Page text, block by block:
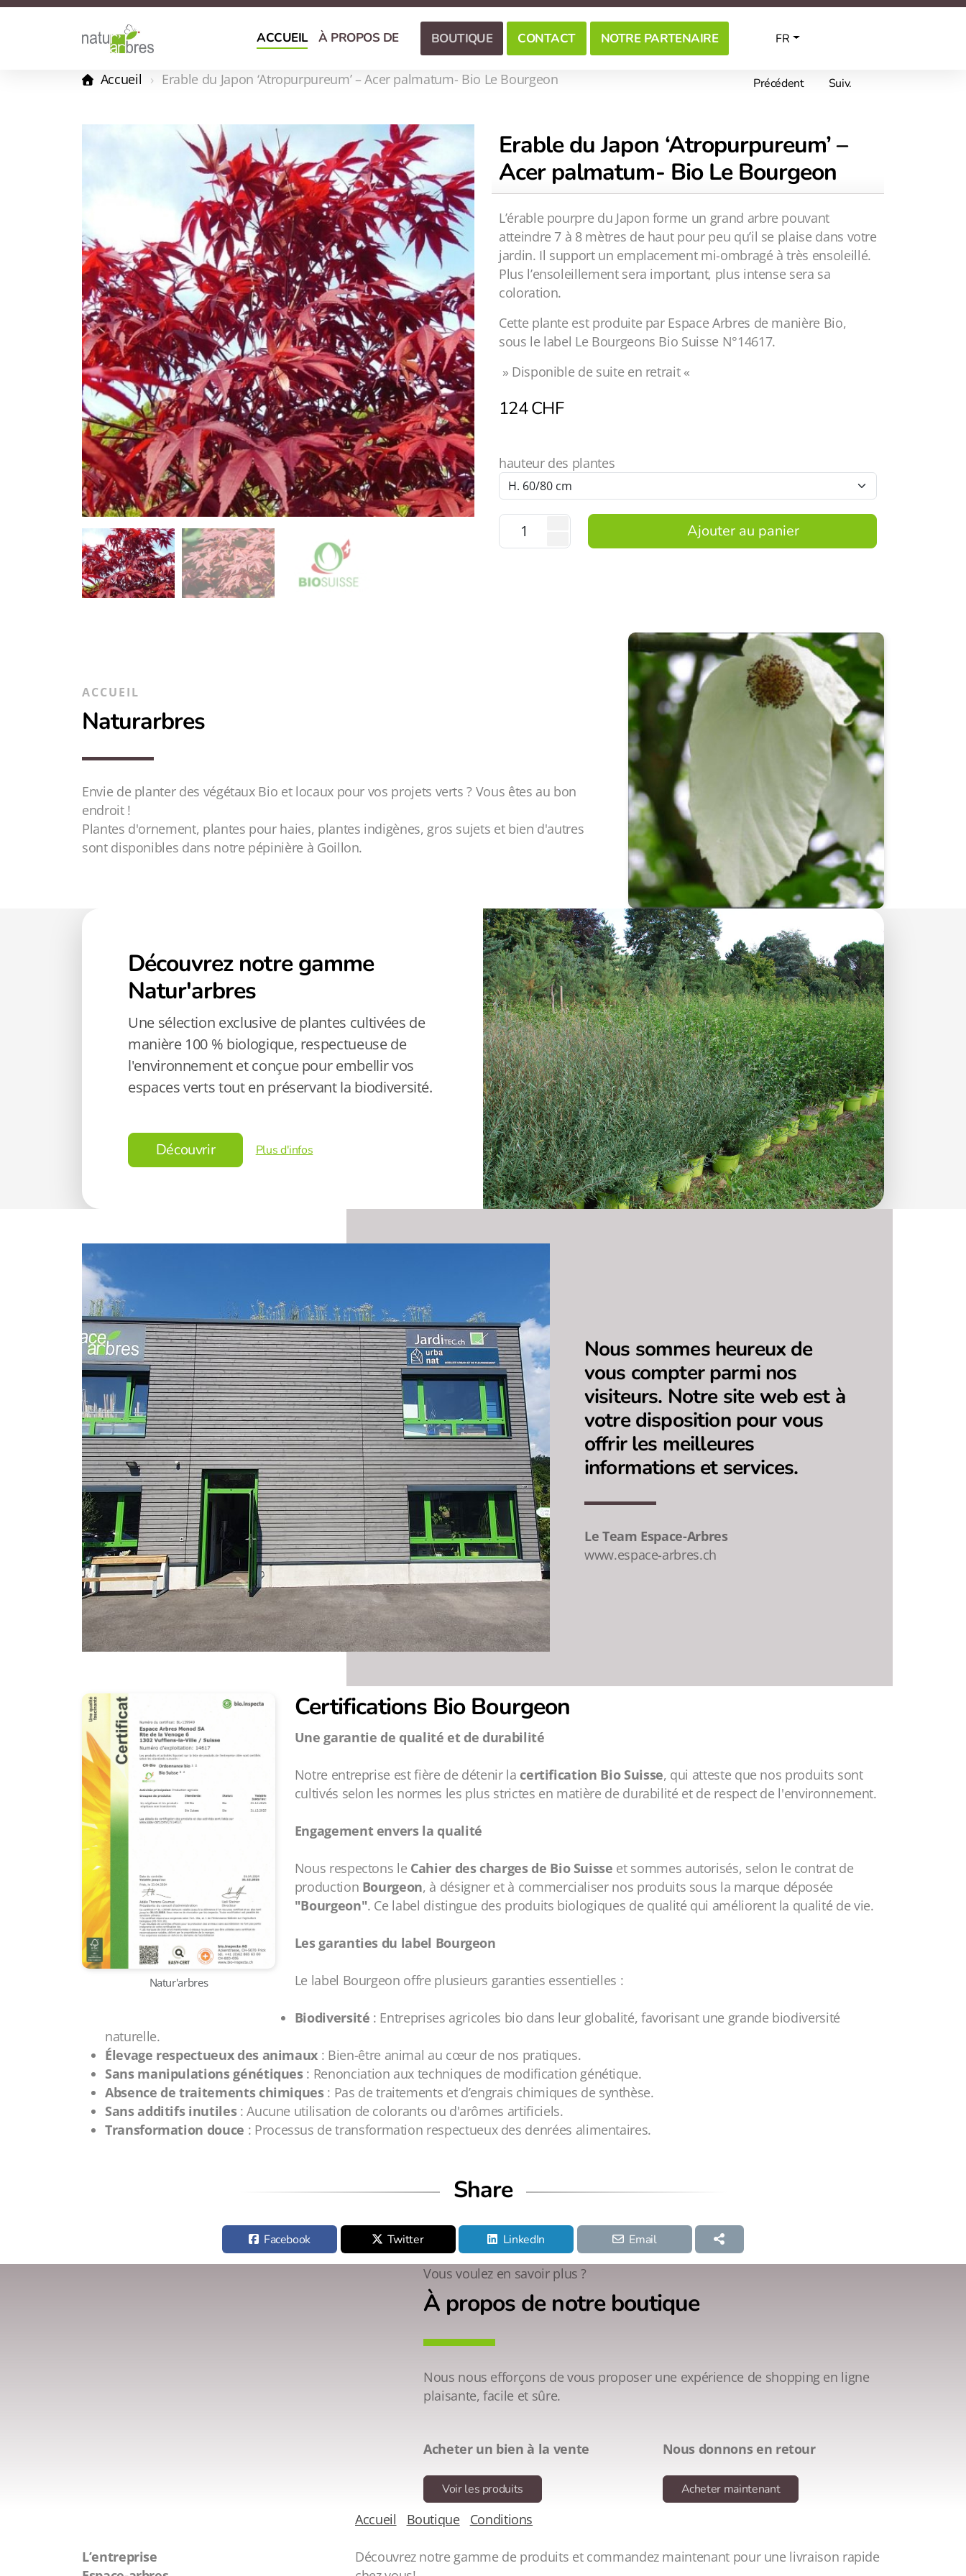
ACCUEIL À PROPOS DE BOUTIQUE CONTACT NOTRE PARTENAIRE FR
Précédent Suiv.
Accueil Erable du Japon ‘Atropurpureum’ – Acer palmatum- Bio Le Bourgeon
Erable du Japon ‘Atropurpureum’ –
Acer palmatum- Bio Le Bourgeon
L’érable pourpre du Japon forme un grand arbre pouvant
atteindre 7 à 8 mètres de haut pour peu qu’il se plaise dans votre
jardin. Il support un emplacement mi-ombragé à très ensoleillé.
Plus l’ensoleillement sera important, plus intense sera sa
coloration.
Cette plante est produite par Espace Arbres de manière Bio,
sous le label Le Bourgeons Bio Suisse N°14617.
» Disponible de suite en retrait «
124CHF
hauteur des plantes
Ajouter au panier
ACCUEIL
Naturarbres
Envie de planter des végétaux Bio et locaux pour vos projets verts ? Vous êtes au bon
endroit !
Plantes d'ornement, plantes pour haies, plantes indigènes, gros sujets et bien d'autres
sont disponibles dans notre pépinière à Goillon.
Découvrez notre gamme
Natur'arbres
Une sélection exclusive de plantes cultivées de
manière 100 % biologique, respectueuse de
l'environnement et conçue pour embellir vos
espaces verts tout en préservant la biodiversité.
Découvrir Plus d'infos
Nous sommes heureux de
vous compter parmi nos
visiteurs. Notre site web est à
votre disposition pour vous
offrir les meilleures
informations et services.
Le Team Espace-Arbres
www.espace-arbres.ch
Natur'arbres
Certifications Bio Bourgeon
Une garantie de qualité et de durabilité
Notre entreprise est fière de détenir la certification Bio Suisse, qui atteste que nos produits sont
cultivés selon les normes les plus strictes en matière de durabilité et de respect de l'environnement.
Engagement envers la qualité
Nous respectons le Cahier des charges de Bio Suisse et sommes autorisés, selon le contrat de
production Bourgeon, à désigner et à commercialiser nos produits sous la marque déposée
"Bourgeon". Ce label distingue des produits biologiques de qualité qui améliorent la qualité de vie.
Les garanties du label Bourgeon
Le label Bourgeon offre plusieurs garanties essentielles :
Biodiversité : Entreprises agricoles bio dans leur globalité, favorisant une grande biodiversité
naturelle.
Élevage respectueux des animaux : Bien-être animal au cœur de nos pratiques.
Sans manipulations génétiques: Renonciation aux techniques de modification génétique.
Absence de traitements chimiques: Pas de traitements et d’engrais chimiques de synthèse.
Sans additifs inutiles: Aucune utilisation de colorants ou d'arômes artificiels.
Transformation douce : Processus de transformation respectueux des denrées alimentaires.
Share
Facebook Twitter LinkedIn Email
Vous voulez en savoir plus ?
À propos de notre boutique
Nous nous efforçons de vous proposer une expérience de shopping en ligne
plaisante, facile et sûre.
Acheter un bien à la vente
Voir les produits
Nous donnons en retour
Acheter maintenant
L’entreprise
Accueil Boutique Conditions
Découvrez notre gamme de produits et commandez maintenant pour une livraison rapide